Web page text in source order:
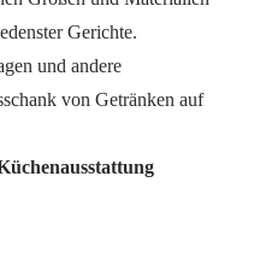
Gerichte.
und andere
von Getränken auf